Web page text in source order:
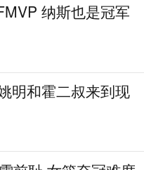
纳斯也是冠军
明和霍二叔来到现